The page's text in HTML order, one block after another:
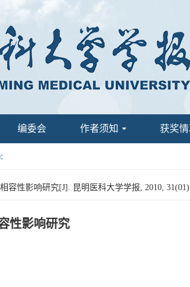
编委会 作者须知 获奖
容性影响研究[J]. 昆明医科大学学报, 2010,
性影响研究